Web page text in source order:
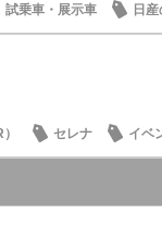
試乗車・展示車 日
セレナ
イベ